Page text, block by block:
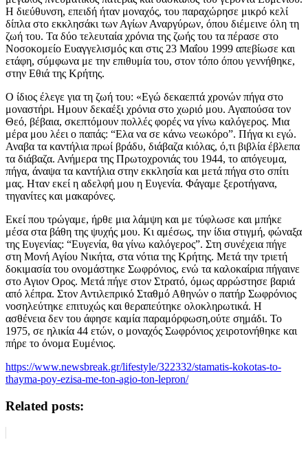
Η διεύθυνση, επειδή ήταν μοναχός, του παραχώρησε μικρό κελί
δίπλα στο εκκλησάκι των Αγίων Αναργύρων, όπου διέμεινε όλη τη
ζωή του. Τα δύο τελευταία χρόνια της ζωής του τα πέρασε στο
Νοσοκομείο Ευαγγελισμός και στις 23 Μαΐου 1999 απεβίωσε και
ετάφη, σύμφωνα με την επιθυμία του, στον τόπο όπου γεννήθηκε,
στην Εθιά της Κρήτης.
Ο ίδιος έλεγε για τη ζωή του: «Εγώ δεκαεπτά χρονών πήγα στο
μοναστήρι. Ημουν δεκαέξι χρόνια στο χωριό μου. Αγαπούσα τον
Θεό, βέβαια, σκεπτόμουν πολλές φορές να γίνω καλόγερος. Μια
μέρα μου λέει ο παπάς: “Ελα να σε κάνω νεωκόρο”. Πήγα κι εγώ.
Αναβα τα καντήλια πρωί βράδυ, διάβαζα κιόλας, ό,τι βιβλία έβλεπα
τα διάβαζα. Ανήμερα της Πρωτοχρονιάς του 1944, το απόγευμα,
πήγα, άναψα τα καντήλια στην εκκλησία και μετά πήγα στο σπίτι
μας. Ηταν εκεί η αδελφή μου η Ευγενία. Φάγαμε ξεροτήγανα,
τηγανίτες και μακαρόνες.
Εκεί που τρώγαμε, ήρθε μια λάμψη και με τύφλωσε και μπήκε
μέσα στα βάθη της ψυχής μου. Κι αμέσως, την ίδια στιγμή, φώναξα
της Ευγενίας: “Ευγενία, θα γίνω καλόγερος”. Στη συνέχεια πήγε
στη Μονή Αγίου Νικήτα, στα νότια της Κρήτης. Μετά την τριετή
δοκιμασία του ονομάστηκε Σωφρόνιος, ενώ τα καλοκαίρια πήγαινε
στο Αγιον Ορος. Μετά πήγε στον Στρατό, όμως αρρώστησε βαριά
από λέπρα. Στον Αντιλεπρικό Σταθμό Αθηνών ο πατήρ Σωφρόνιος
νοσηλεύτηκε επιτυχώς και θεραπεύτηκε ολοκληρωτικά. Η
ασθένεια δεν του άφησε καμία παραμόρφωση,ούτε σημάδι. Το
1975, σε ηλικία 44 ετών, ο μοναχός Σωφρόνιος χειροτονήθηκε και
πήρε το όνομα Ευμένιος.
https://www.newsbreak.gr/lifestyle/322332/stamatis-kokotas-to-
thayma-poy-ezisa-me-ton-agio-ton-lepron/
Related posts: